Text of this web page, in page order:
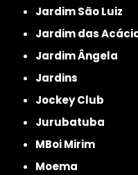
Jardim São Luiz
Jardim das
Jardim Ângela
Jardins
Jockey Club
Jurubatuba
MBoi Mirim
Moema